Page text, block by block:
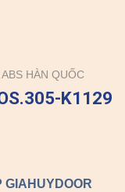
HÀN QUỐC
K1129
GIAHUYDOOR